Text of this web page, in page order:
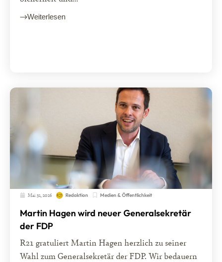
Weiterlesen
Mai 31, 2026 Redaktion Medien & Öffentlichkeit
Martin Hagen wird neuer Generalsekretär
der FDP
R21 gratuliert Martin Hagen herzlich zu seiner
Wahl zum Generalsekretär der FDP. Wir bedauern